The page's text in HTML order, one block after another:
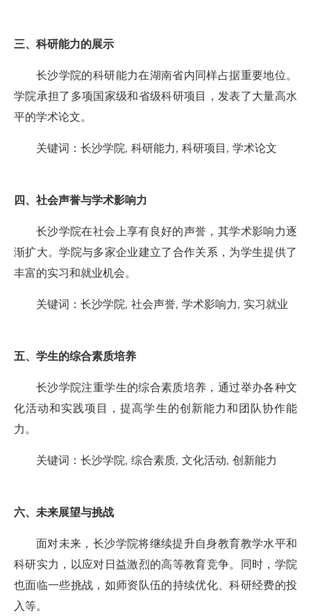
三、科研能力的展示
长沙学院的科研能力在湖南省内同样占据重要地位。
学院承担了多项国家级和省级科研项目，发表了大量高水
平的学术论文。
关键词：长沙学院, 科研能力, 科研项目, 学术论文
四、社会声誉与学术影响力
长沙学院在社会上享有良好的声誉，其学术影响力逐
渐扩大。学院与多家企业建立了合作关系，为学生提供了
丰富的实习和就业机会。
关键词：长沙学院, 社会声誉, 学术影响力, 实习就业
五、学生的综合素质培养
长沙学院注重学生的综合素质培养，通过举办各种文
化活动和实践项目，提高学生的创新能力和团队协作能
力。
关键词：长沙学院, 综合素质, 文化活动, 创新能力
六、未来展望与挑战
面对未来，长沙学院将继续提升自身教育教学水平和
科研实力，以应对日益激烈的高等教育竞争。同时，学院
也面临一些挑战，如师资队伍的持续优化、科研经费的投
入等。